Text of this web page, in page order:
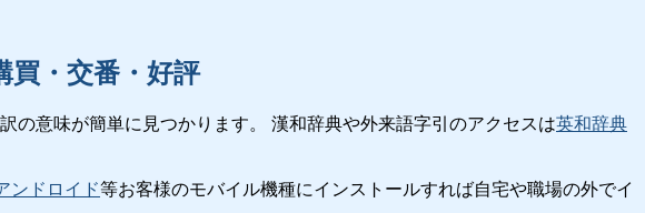
買・交番・好評
の意味が簡単に見つかります。 漢和辞典や外来語字引のアクセスは英和辞典
ンドロイド等お客様のモバイル機種にインストールすれば自宅や職場の外でイ